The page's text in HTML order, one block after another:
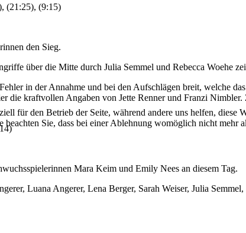
(21:25), (9:15)
den Sieg.
über die Mitte durch Julia Semmel und Rebecca Woehe
in der Annahme und bei den Aufschlägen breit, welche
die kraftvollen Angaben von Jette Renner und Franzi
Mara Keim und Emily Nees an diesem Tag.
Luana Angerer, Lena Berger, Sarah Weiser, Julia
für den Betrieb der Seite, während andere uns helfen,
Sie, dass bei einer Ablehnung womöglich nicht mehr